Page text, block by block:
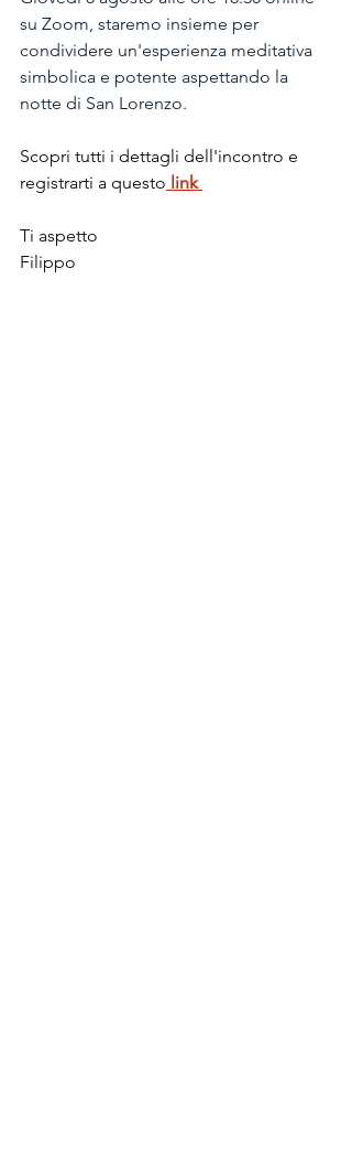
su Zoom, staremo insieme per
condividere un'esperienza meditativa
simbolica e potente aspettando la
notte di San Lorenzo.
Scopri tutti i dettagli dell'incontro e
registrarti a questo link
Ti aspetto
Filippo